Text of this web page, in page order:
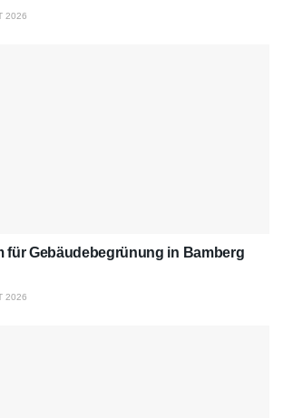
2026
für Gebäudebegrünung in Bamberg
2026